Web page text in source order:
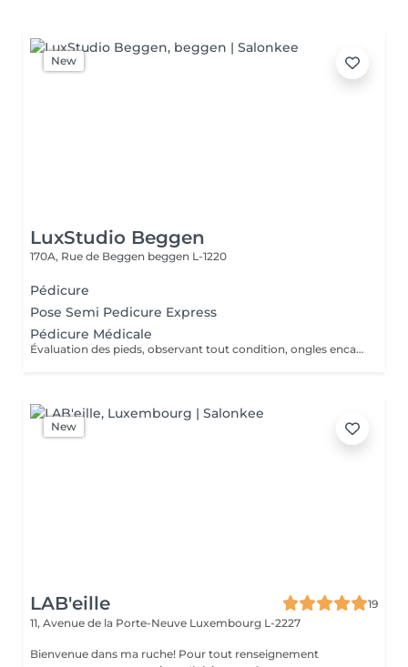
New
LuxStudio Beggen
170A, Rue de Beggen beggen L-1220
Pédicure
Pose Semi Pedicure Express
Pédicure Médicale
Évaluation des pieds, observant tout condition, ongles encarnes, cour, callosités ! En cas de infections, champignons, micose ou les problèmes cotanés, recomandez une visite chez le podologue si necessaire. Desinfection des Pieds avec solution antiseptique. Retrait du Vernis Précédent avec un dissolvant pour nettoyer complètement les ongles des pieds. Coupez, desencarnes et Modelez les ongles avec une pance et lime, Pousses les Cuticules avec batone pour repousser doucement vers l'arrière et coupez les excès, Coupez avec bisturi les callosites si necessaire Traitement avec une rape pour eliminer les cellules mortes et les callosites, sans besoin d'immersion dans l'eau. Application d'un gommage supplementaire si necessaire. Hydratation Intense avec crème et les cuticules pour maintenir la peau douce, Appliquez une base transparent pour protéger les ongles. Attendez suffisamment de tempos pour sèc
New
LAB'eille
19
11, Avenue de la Porte-Neuve Luxembourg L-2227
Bienvenue dans ma ruche! Pour tout renseignement